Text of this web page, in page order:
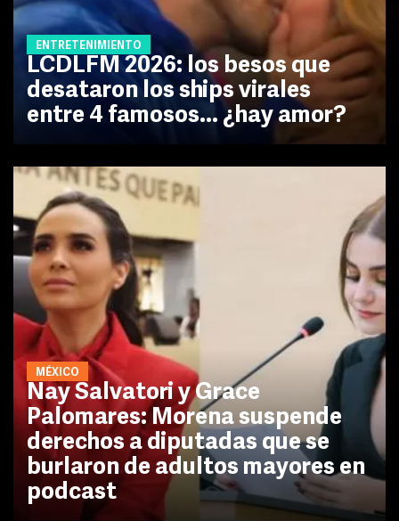
ENTRETENIMIENTO
LCDLFM 2026: los besos que
desataron los ships virales
entre 4 famosos... ¿hay amor?
MÉXICO
Nay Salvatori y Grace
Palomares: Morena suspende
derechos a diputadas que se
burlaron de adultos mayores en
podcast